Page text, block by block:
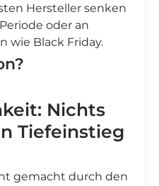
Hersteller senken
oder an
wie Black Friday.
Nichts
Tiefeinstieg
gemacht durch den